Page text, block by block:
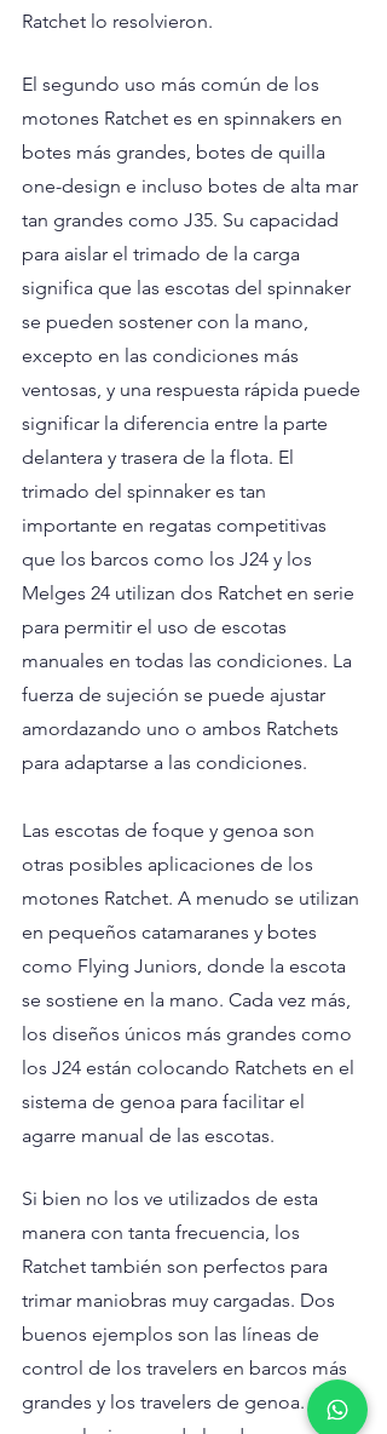
Ratchet lo resolvieron.
El segundo uso más común de los
motones Ratchet es en spinnakers en
botes más grandes, botes de quilla
one-design e incluso botes de alta mar
tan grandes como J35. Su capacidad
para aislar el trimado de la carga
significa que las escotas del spinnaker
se pueden sostener con la mano,
excepto en las condiciones más
ventosas, y una respuesta rápida puede
significar la diferencia entre la parte
delantera y trasera de la flota. El
trimado del spinnaker es tan
importante en regatas competitivas
que los barcos como los J24 y los
Melges 24 utilizan dos Ratchet en serie
para permitir el uso de escotas
manuales en todas las condiciones. La
fuerza de sujeción se puede ajustar
amordazando uno o ambos Ratchets
para adaptarse a las condiciones.
Las escotas de foque y genoa son
otras posibles aplicaciones de los
motones Ratchet. A menudo se utilizan
en pequeños catamaranes y botes
como Flying Juniors, donde la escota
se sostiene en la mano. Cada vez más,
los diseños únicos más grandes como
los J24 están colocando Ratchets en el
sistema de genoa para facilitar el
agarre manual de las escotas.
Si bien no los ve utilizados de esta
manera con tanta frecuencia, los
Ratchet también son perfectos para
trimar maniobras muy cargadas. Dos
buenos ejemplos son las líneas de
control de los travelers en barcos más
grandes y los travelers de genoa. Por lo